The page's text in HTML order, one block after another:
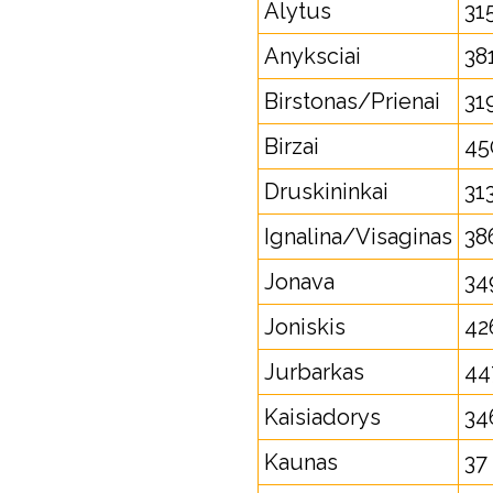
Alytus
Anyksciai
Birstonas/Prienai
Birzai
Druskininkai
Ignalina/Visaginas
Jonava
Joniskis
Jurbarkas
Kaisiadorys
Kaunas
37